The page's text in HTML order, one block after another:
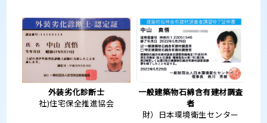
外装劣化診断士
社)住宅保全推進協会
一般建築物石綿含有建材調査
者
財）日本環境衛生センター